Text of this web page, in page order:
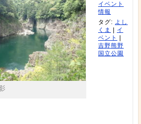
イベント
情報
タグ: よし
くま
イ
ベント
吉野熊野
国立公園